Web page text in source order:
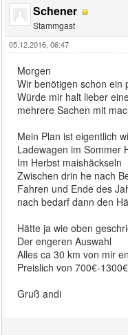
Schener
Stammgast
05.12.2016, 06:47
Morgen
Wir benötigen schon ein
Würde mir halt lieber
mehrere Sachen mit
Mein Plan ist eigentlich
Ladewagen im Sommer
Im Herbst maishäckseln
Zwischen drin he nach
Fahren und Ende des
nach bedarf dann den
Hätte ja wie oben
Der engeren Auswahl
Alles ca 30 km von mir
Preislich von 700€-1300€
Gruß andi